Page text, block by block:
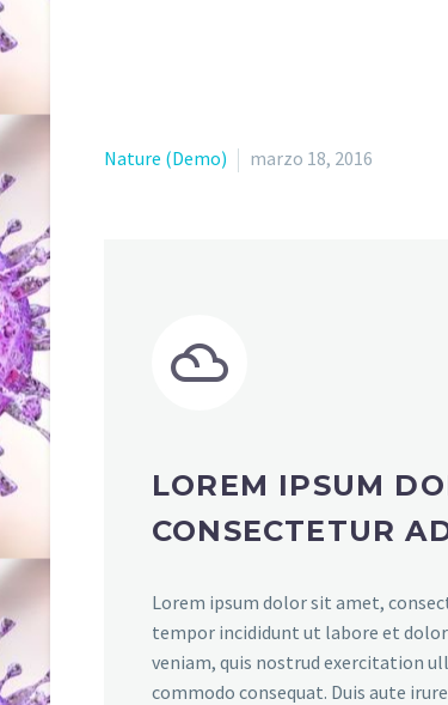
Nature (Demo) marzo 18, 2016


LOREM IPSUM
CONSECTETUR
Lorem ipsum dolor sit amet,
tempor incididunt ut labore et
veniam, quis nostrud exercitation
commodo consequat. Duis aute